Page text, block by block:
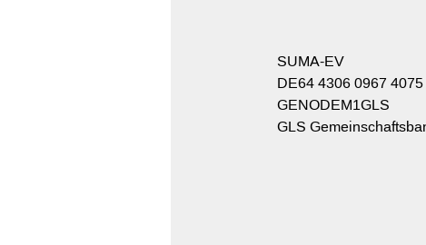
SUMA-EV
DE64 4306 0967 4075
GENODEM1GLS
GLS